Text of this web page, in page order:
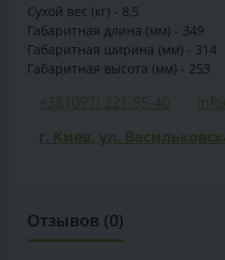
Сухой вес (кг) - 8,5
Габаритная длина (мм) - 349
Габаритная ширина (мм) - 314
Габаритная высота (мм) - 253
+38 (097) 221-55-40
г. Киев, ул.
Отзывов (0)